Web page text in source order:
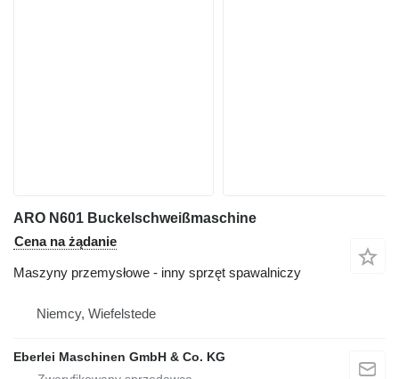
ARO N601 Buckelschweißmaschine
Cena na żądanie
Maszyny przemysłowe - inny sprzęt spawalniczy
Niemcy, Wiefelstede
Eberlei Maschinen GmbH & Co. KG